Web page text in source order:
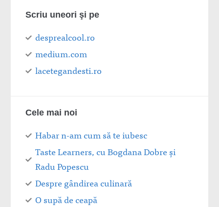
Scriu uneori şi pe
desprealcool.ro
medium.com
lacetegandesti.ro
Cele mai noi
Habar n-am cum să te iubesc
Taste Learners, cu Bogdana Dobre și
Radu Popescu
Despre gândirea culinară
O supă de ceapă